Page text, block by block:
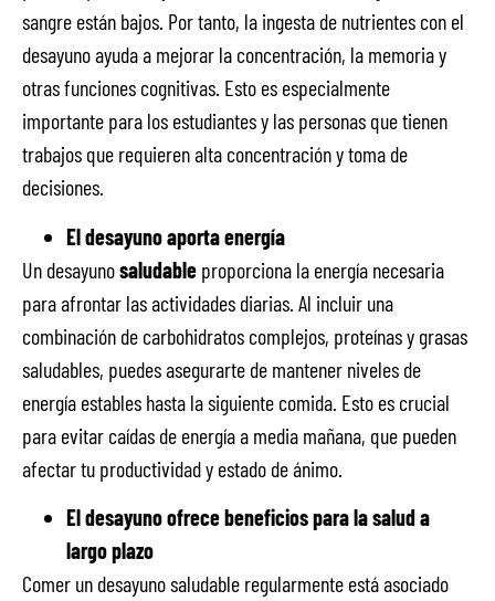
sangre están bajos. Por tanto, la ingesta de nutrientes con el
desayuno ayuda a mejorar la concentración, la memoria y
otras funciones cognitivas. Esto es especialmente
importante para los estudiantes y las personas que tienen
trabajos que requieren alta concentración y toma de
decisiones.
El desayuno aporta energía
Un desayunosaludable proporciona la energía necesaria
para afrontar las actividades diarias. Al incluir una
combinación de carbohidratos complejos, proteínas y grasas
saludables, puedes asegurarte de mantener niveles de
energía estables hasta la siguiente comida. Esto es crucial
para evitar caídas de energía a media mañana, que pueden
afectar tu productividad y estado de ánimo.
El desayuno ofrece beneficios para la salud a
largo plazo
Comer un desayuno saludable regularmente está asociado